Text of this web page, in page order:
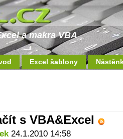
a makra VBA
Excel šablony
s VBA&Excel
24.1.2010 14:58